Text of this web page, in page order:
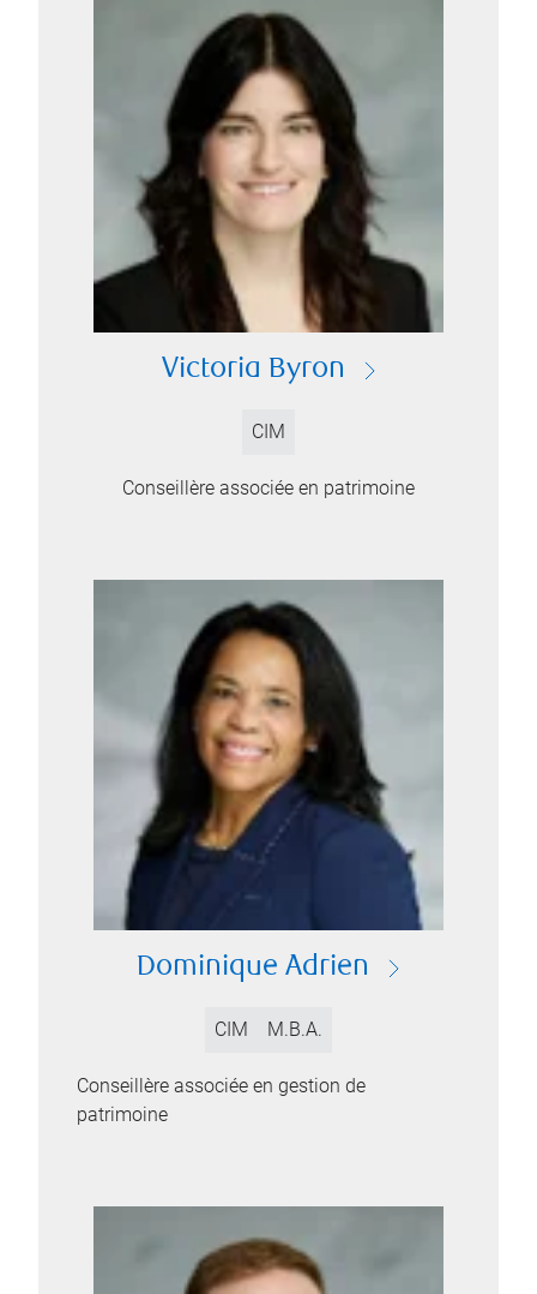
Victoria Byron
CIM
Conseillère associée en patrimoine
Dominique Adrien
CIM M.B.A.
Conseillère associée en gestion de
patrimoine